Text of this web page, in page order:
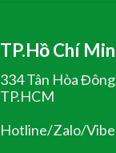
TP.Hồ Chí
334 Tân Hòa
TP.HCM
Hotline/Zalo/